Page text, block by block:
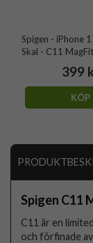
Spigen - iPhone
Skal - C11
399
KÖP
Spigen C11
C11 är en
och förfinade